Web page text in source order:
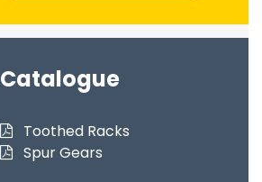
Catalogue
Toothed Racks
Spur Gears